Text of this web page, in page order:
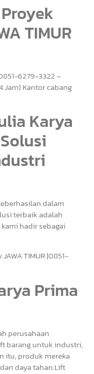
TIMUR
6279-3322 –
Jam) Kantor cabang
Karya
dalam
terbaik adalah
hadir sebagai
TIMUR |0851-
Prima
perusahaan
barang untuk industri,
itu, produk mereka
daya tahan.Lift